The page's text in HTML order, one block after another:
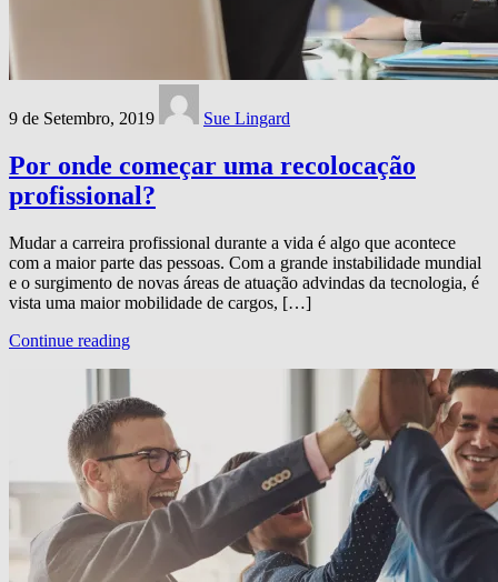
9 de Setembro, 2019 Sue Lingard
Por onde começar uma recolocação
profissional?
Mudar a carreira profissional durante a vida é algo que acontece
com a maior parte das pessoas. Com a grande instabilidade mundial
e o surgimento de novas áreas de atuação advindas da tecnologia, é
vista uma maior mobilidade de cargos, […]
Continue reading